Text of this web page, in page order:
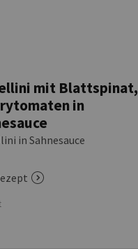
mit Blattspinat,
in
in Sahnesauce